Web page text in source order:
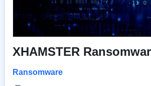
XHAMSTER
Ransomware